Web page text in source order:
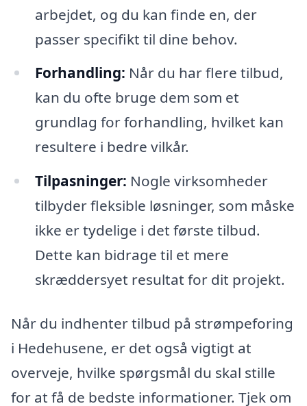
arbejdet, og du kan finde en, der
passer specifikt til dine behov.
Forhandling: Når du har flere tilbud,
kan du ofte bruge dem som et
grundlag for forhandling, hvilket kan
resultere i bedre vilkår.
Tilpasninger: Nogle virksomheder
tilbyder fleksible løsninger, som måske
ikke er tydelige i det første tilbud.
Dette kan bidrage til et mere
skræddersyet resultat for dit projekt.
Når du indhenter tilbud på strømpeforing
i Hedehusene, er det også vigtigt at
overveje, hvilke spørgsmål du skal stille
for at få de bedste informationer. Tjek om